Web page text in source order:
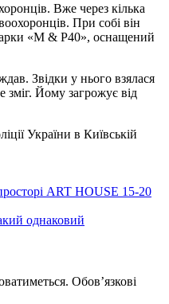
Вже через кілька
При собі він
«М & Р40», оснащений
Звідки у нього взялася
зміг. Йому загрожує від
України в Київській
ART HOUSE 15-20
однаковий
Обов’язкові